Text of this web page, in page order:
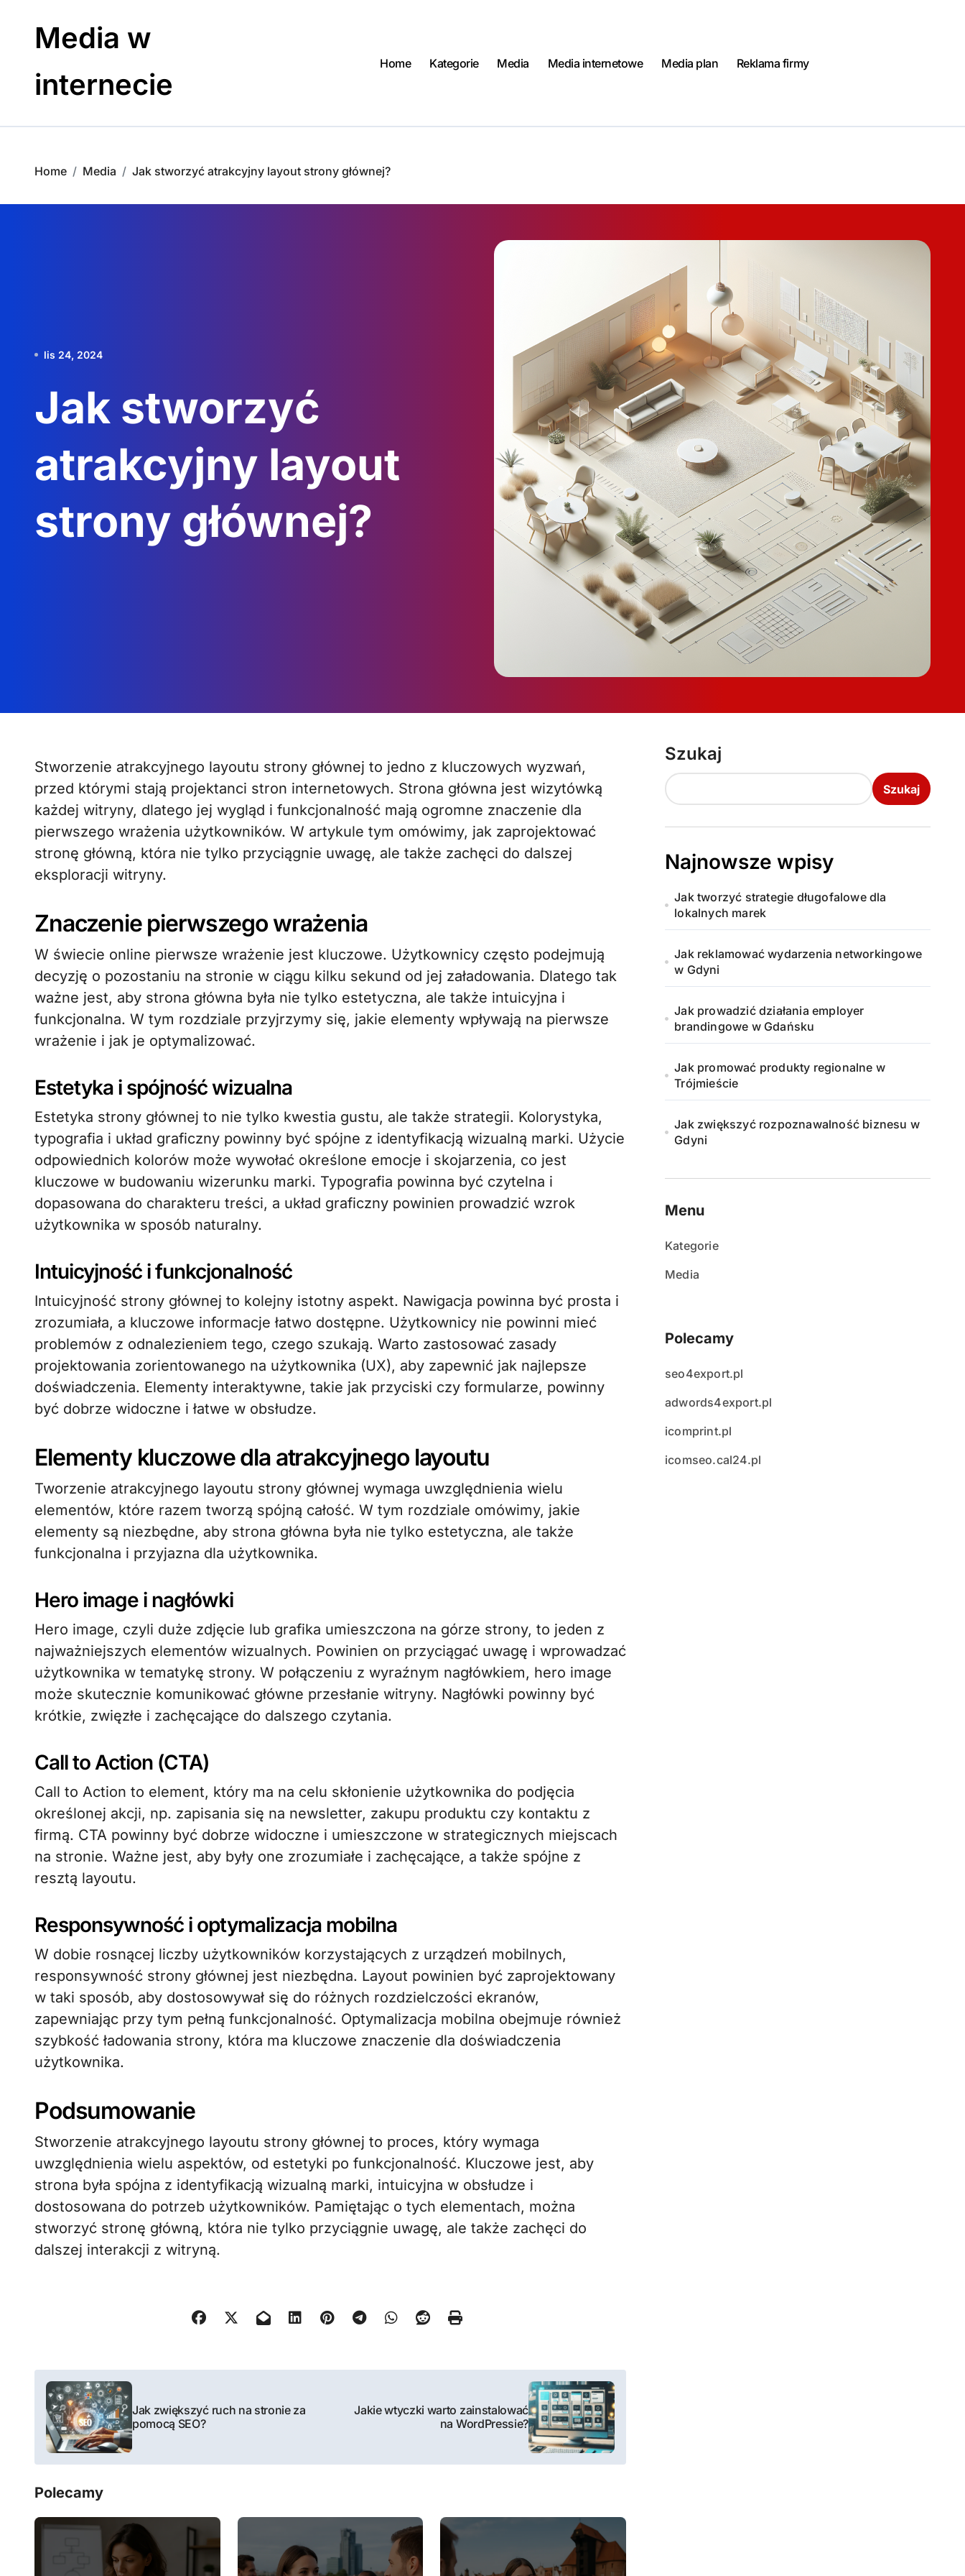
Media w
internecie
Home Kategorie Media Media internetowe Media plan Reklama firmy
Home Media Jak stworzyć atrakcyjny layout strony głównej?
lis 24, 2024
Jak stworzyć
atrakcyjny layout
strony głównej?
Stworzenie atrakcyjnego layoutu strony głównej to jedno z kluczowych wyzwań,
przed którymi stają projektanci stron internetowych. Strona główna jest wizytówką
każdej witryny, dlatego jej wygląd i funkcjonalność mają ogromne znaczenie dla
pierwszego wrażenia użytkowników. W artykule tym omówimy, jak zaprojektować
stronę główną, która nie tylko przyciągnie uwagę, ale także zachęci do dalszej
eksploracji witryny.
Znaczenie pierwszego wrażenia
W świecie online pierwsze wrażenie jest kluczowe. Użytkownicy często podejmują
decyzję o pozostaniu na stronie w ciągu kilku sekund od jej załadowania. Dlatego tak
ważne jest, aby strona główna była nie tylko estetyczna, ale także intuicyjna i
funkcjonalna. W tym rozdziale przyjrzymy się, jakie elementy wpływają na pierwsze
wrażenie i jak je optymalizować.
Estetyka i spójność wizualna
Estetyka strony głównej to nie tylko kwestia gustu, ale także strategii. Kolorystyka,
typografia i układ graficzny powinny być spójne z identyfikacją wizualną marki. Użycie
odpowiednich kolorów może wywołać określone emocje i skojarzenia, co jest
kluczowe w budowaniu wizerunku marki. Typografia powinna być czytelna i
dopasowana do charakteru treści, a układ graficzny powinien prowadzić wzrok
użytkownika w sposób naturalny.
Intuicyjność i funkcjonalność
Intuicyjność strony głównej to kolejny istotny aspekt. Nawigacja powinna być prosta i
zrozumiała, a kluczowe informacje łatwo dostępne. Użytkownicy nie powinni mieć
problemów z odnalezieniem tego, czego szukają. Warto zastosować zasady
projektowania zorientowanego na użytkownika (UX), aby zapewnić jak najlepsze
doświadczenia. Elementy interaktywne, takie jak przyciski czy formularze, powinny
być dobrze widoczne i łatwe w obsłudze.
Elementy kluczowe dla atrakcyjnego layoutu
Tworzenie atrakcyjnego layoutu strony głównej wymaga uwzględnienia wielu
elementów, które razem tworzą spójną całość. W tym rozdziale omówimy, jakie
elementy są niezbędne, aby strona główna była nie tylko estetyczna, ale także
funkcjonalna i przyjazna dla użytkownika.
Hero image i nagłówki
Hero image, czyli duże zdjęcie lub grafika umieszczona na górze strony, to jeden z
najważniejszych elementów wizualnych. Powinien on przyciągać uwagę i wprowadzać
użytkownika w tematykę strony. W połączeniu z wyraźnym nagłówkiem, hero image
może skutecznie komunikować główne przesłanie witryny. Nagłówki powinny być
krótkie, zwięzłe i zachęcające do dalszego czytania.
Call to Action (CTA)
Call to Action to element, który ma na celu skłonienie użytkownika do podjęcia
określonej akcji, np. zapisania się na newsletter, zakupu produktu czy kontaktu z
firmą. CTA powinny być dobrze widoczne i umieszczone w strategicznych miejscach
na stronie. Ważne jest, aby były one zrozumiałe i zachęcające, a także spójne z
resztą layoutu.
Responsywność i optymalizacja mobilna
W dobie rosnącej liczby użytkowników korzystających z urządzeń mobilnych,
responsywność strony głównej jest niezbędna. Layout powinien być zaprojektowany
w taki sposób, aby dostosowywał się do różnych rozdzielczości ekranów,
zapewniając przy tym pełną funkcjonalność. Optymalizacja mobilna obejmuje również
szybkość ładowania strony, która ma kluczowe znaczenie dla doświadczenia
użytkownika.
Podsumowanie
Stworzenie atrakcyjnego layoutu strony głównej to proces, który wymaga
uwzględnienia wielu aspektów, od estetyki po funkcjonalność. Kluczowe jest, aby
strona była spójna z identyfikacją wizualną marki, intuicyjna w obsłudze i
dostosowana do potrzeb użytkowników. Pamiętając o tych elementach, można
stworzyć stronę główną, która nie tylko przyciągnie uwagę, ale także zachęci do
dalszej interakcji z witryną.
N
w
i
g
a
Jak zwiększyć ruch na stronie za
pomocą SEO?
Jakie wtyczki warto zainstalować
na WordPressie?
Polecamy
Szukaj
Szukaj
Najnowsze wpisy
Jak tworzyć strategie długofalowe dla
lokalnych marek
Jak reklamować wydarzenia networkingowe
w Gdyni
Jak prowadzić działania employer
brandingowe w Gdańsku
Jak promować produkty regionalne w
Trójmieście
Jak zwiększyć rozpoznawalność biznesu w
Gdyni
Menu
Kategorie
Media
Polecamy
seo4export.pl
adwords4export.pl
icomprint.pl
icomseo.cal24.pl